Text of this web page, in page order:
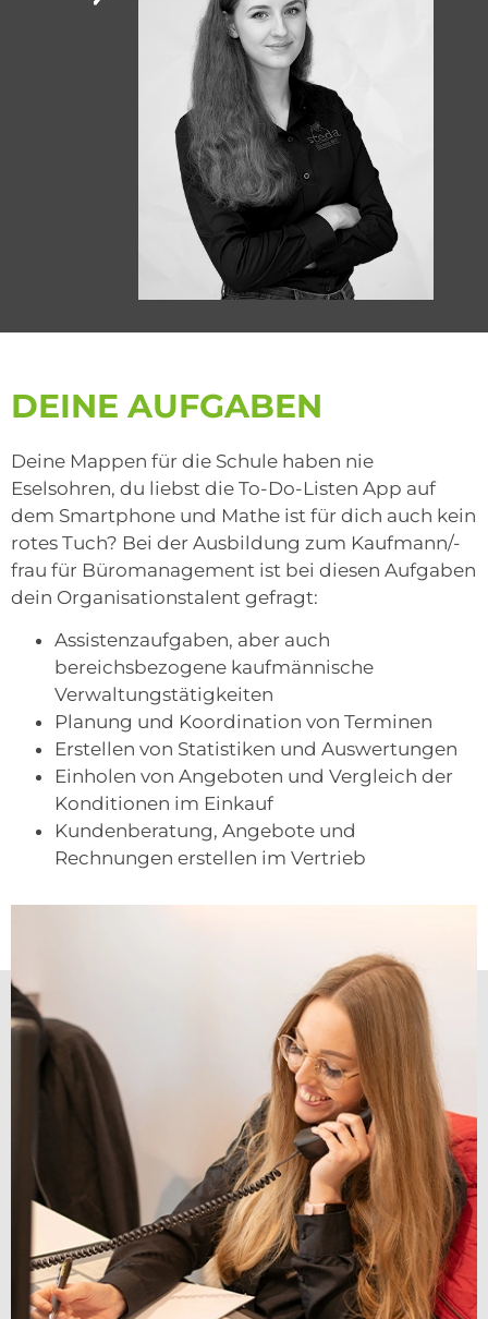
DEINE AUFGABEN
Deine Mappen für die Schule haben nie
Eselsohren, du liebst die To-Do-Listen App auf
dem Smartphone und Mathe ist für dich auch kein
rotes Tuch? Bei der Ausbildung zum Kaufmann/-
frau für Büromanagement ist bei diesen Aufgaben
dein Organisationstalent gefragt:
Assistenzaufgaben, aber auch
bereichsbezogene kaufmännische
Verwaltungstätigkeiten
Planung und Koordination von Terminen
Erstellen von Statistiken und Auswertungen
Einholen von Angeboten und Vergleich der
Konditionen im Einkauf
Kundenberatung, Angebote und
Rechnungen erstellen im Vertrieb